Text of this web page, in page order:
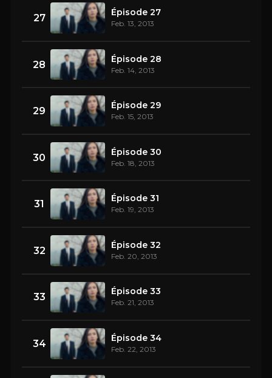
27 Épisode 27
Feb. 13, 2013
28 Épisode 28
Feb. 14, 2013
29 Épisode 29
Feb. 15, 2013
30 Épisode 30
Feb. 18, 2013
31 Épisode 31
Feb. 19, 2013
32 Épisode 32
Feb. 20, 2013
33 Épisode 33
Feb. 21, 2013
34 Épisode 34
Feb. 22, 2013